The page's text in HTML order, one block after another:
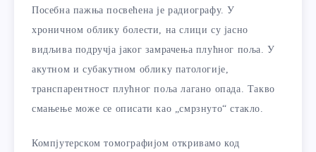
Посебна пажња посвећена је радиографу. У
хроничном облику болести, на слици су јасно
видљива подручја јаког замрачења плућног поља. У
акутном и субакутном облику патологије,
транспарентност плућног поља лагано опада. Такво
смањење може се описати као „смрзнуто“ стакло.
Компјутерском томографијом откривамо код